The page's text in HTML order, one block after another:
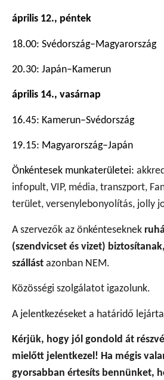
április 12., péntek
18.00: Svédország–Magyarország
20.30: Japán–Kamerun
április 14., vasárnap
16.45: Kamerun–Svédország
19.15: Magyarország–Japán
Önkéntesek munkaterületei:
infopult, VIP, média, transzport,
terület, versenylebonyolítás, jolly
A szervezők az önkénteseknek
(szendvicset és vizet)
szállást azonban NEM.
Közösségi szolgálatot igazolunk.
A jelentkezéseket a határidő
Kérjük, hogy jól gondold át
mielőtt jelentkezel! Ha mégis
gyorsabban értesíts bennünket,